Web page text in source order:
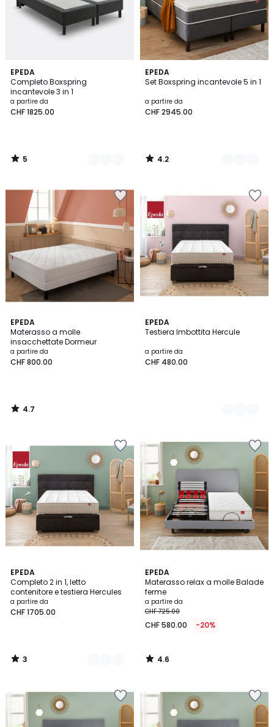
EPEDA
Completo Boxspring
incantevole 3 in 1
a partire da
CHF 1825.00
5
/
5
2
Colori
5
/
EPEDA
Set Boxspring incantevole 5 in 1
a partire da
CHF 2945.00
4.2
/ 5
2
Colori
4.2
/
EPEDA
Materasso a molle
insacchettate Dormeur
a partire da
CHF 800.00
4.7
/ 5
4.7
/
EPEDA
Testiera Imbottita Hercule
a partire da
CHF 480.00
2
Colori
EPEDA
Completo 2 in 1, letto
contenitore e testiera Hercules
a partire da
CHF 1705.00
3
/
5
2
Colori
3
/
EPEDA
Materasso relax a molle Balade
ferme
a partire da
CHF 725.00
CHF 580.00 -20%
4.6
/ 5
4.6
/